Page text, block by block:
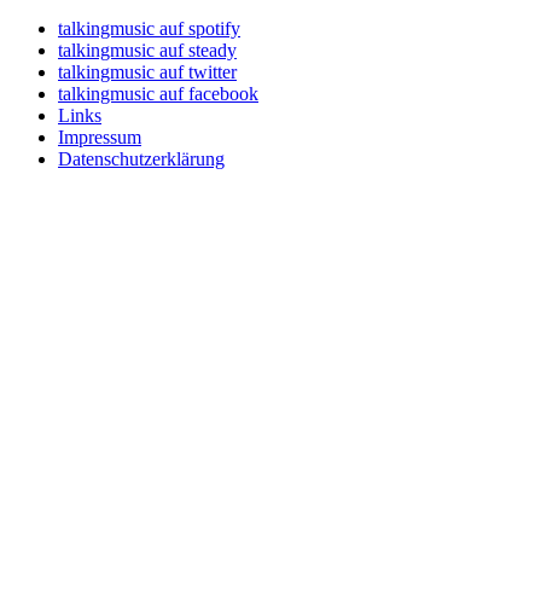
talkingmusic auf spotify
talkingmusic auf steady
talkingmusic auf twitter
talkingmusic auf facebook
Links
Impressum
Datenschutzerklärung